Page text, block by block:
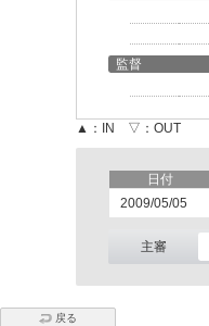
監督
▲：IN ▽：OUT
日付
2009/05/05
主審
戻る